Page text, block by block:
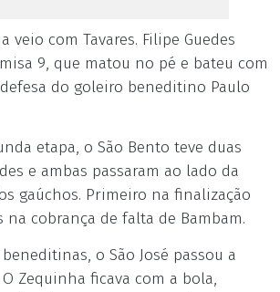
veio com Tavares. Filipe Guedes
9, que matou no pé e bateu com
do goleiro beneditino Paulo
etapa, o São Bento teve duas
e ambas passaram ao lado da
gaúchos. Primeiro na finalização
na cobrança de falta de Bambam.
o São José passou a
Zequinha ficava com a bola,